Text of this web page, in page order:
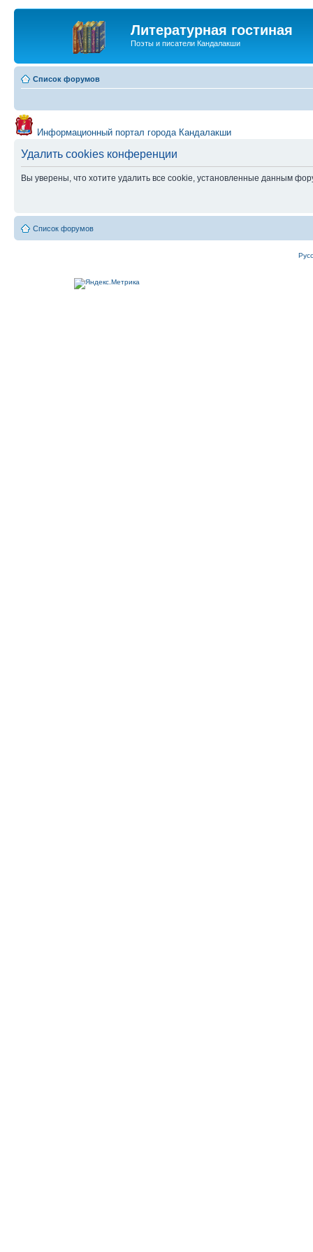
Литературная гостиная
Поэты и писатели Кандалакши
Список форумов
Информационный портал города Кандалакши
Удалить cookies конференции
Вы уверены, что хотите удалить все cookie, установленные данным
Список форумов